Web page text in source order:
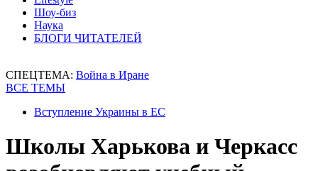
Шоу-биз
Наука
БЛОГИ ЧИТАТЕЛЕЙ
СПЕЦТЕМА: Война в Иране
ВСЕ ТЕМЫ
Вступление Украины в ЕС
Школы Харькова и Черкасс